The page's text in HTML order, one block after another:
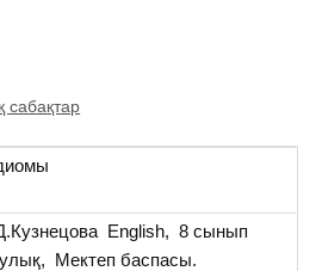
сабақтар
English, 8 сынып
Мектеп баспасы.